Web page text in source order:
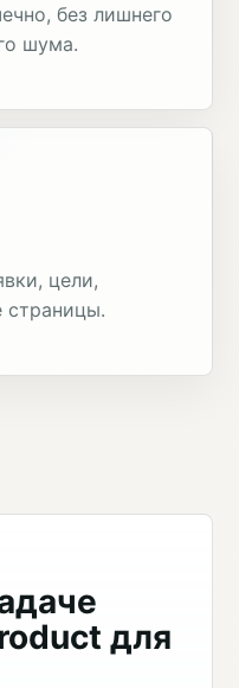
без лишнего
шума.
цели,
страницы.
для